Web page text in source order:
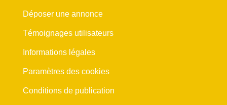
Déposer une annonce
Témoignages utilisateurs
Informations légales
Paramètres des cookies
Conditions de publication